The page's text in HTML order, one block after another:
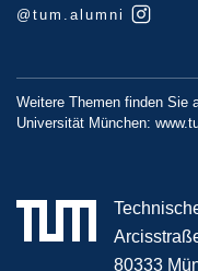
@tum.alumni
Weitere Themen finden Sie
Universität München:
80333